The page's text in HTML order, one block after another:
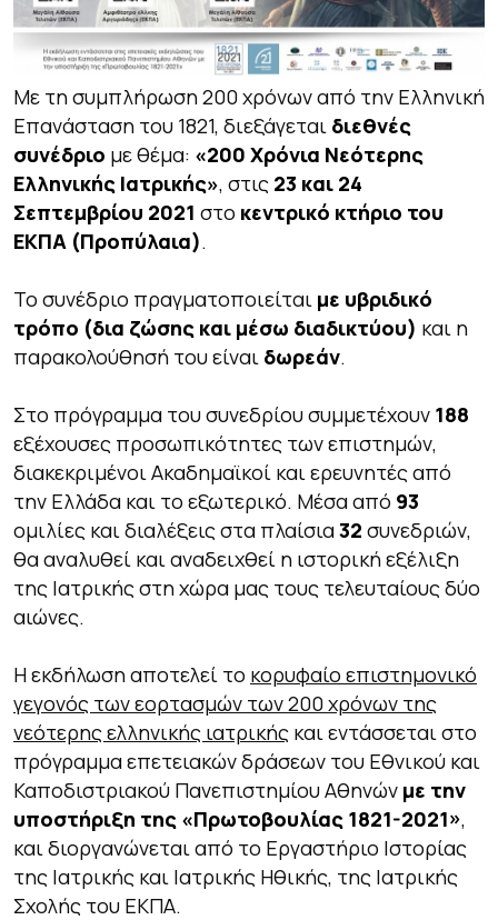
Με τη συμπλήρωση 200 χρόνων από την Ελληνική
Επανάσταση του 1821, διεξάγεται διεθνές
συνέδριο με θέμα: «200 Χρόνια Νεότερης
Ελληνικής Ιατρικής», στις 23 και 24
Σεπτεμβρίου 2021 στο κεντρικό κτήριο του
ΕΚΠΑ (Προπύλαια).
Το συνέδριο πραγματοποιείται με υβριδικό
τρόπο (δια ζώσης και μέσω διαδικτύου) και η
παρακολούθησή του είναι δωρεάν.
Στο πρόγραμμα του συνεδρίου συμμετέχουν 188
εξέχουσες προσωπικότητες των επιστημών,
διακεκριμένοι Ακαδημαϊκοί και ερευνητές από
την Ελλάδα και το εξωτερικό. Μέσα από 93
ομιλίες και διαλέξεις στα πλαίσια32 συνεδριών,
θα αναλυθεί και αναδειχθεί η ιστορική εξέλιξη
της Ιατρικής στη χώρα μας τους τελευταίους δύο
αιώνες.
Η εκδήλωση αποτελεί το κορυφαίο επιστημονικό
γεγονός των εορτασμών των 200 χρόνων της
νεότερης ελληνικής ιατρικής και εντάσσεται στο
πρόγραμμα επετειακών δράσεων του Εθνικού και
Καποδιστριακού Πανεπιστημίου Αθηνών με την
υποστήριξη της «Πρωτοβουλίας 1821-2021»,
και διοργανώνεται από το Εργαστήριο Ιστορίας
της Ιατρικής και Ιατρικής Ηθικής, της Ιατρικής
Σχολής του ΕΚΠΑ.